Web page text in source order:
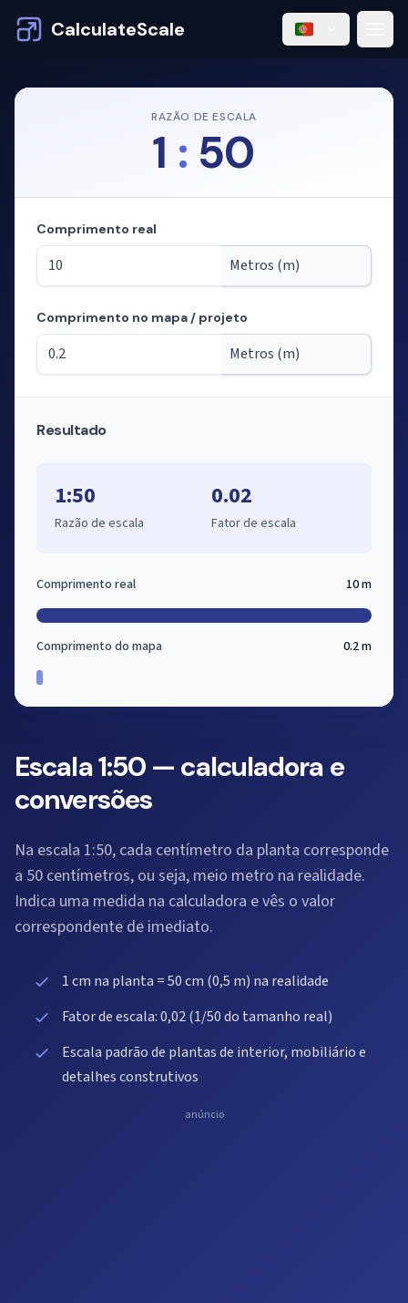
CalculateScale
Escala 1:50 — calculadora e
conversões
Na escala 1:50, cada centímetro da planta corresponde
a 50 centímetros, ou seja, meio metro na realidade.
Indica uma medida na calculadora e vês o valor
correspondente de imediato.
1 cm na planta = 50 cm (0,5 m) na realidade
Fator de escala: 0,02 (1/50 do tamanho real)
Escala padrão de plantas de interior, mobiliário e
detalhes construtivos
RAZÃO DE ESCALA
1 : 50
Modo: calculando comprimentos a partir da escala
Comprimento real
Comprimento no mapa / projeto
Resultado
1:50
Razão de escala
0.02
Fator de escala
Comprimento real 10 m
Comprimento do mapa 0.2 m
anúncio